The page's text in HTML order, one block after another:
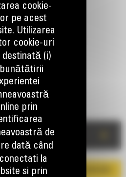
a vegetatiei si a buruienilor.
cookie-
pe acest
Utilizarea
cookie-uri
destinată (i)
prin
de
dată când
la
si prin